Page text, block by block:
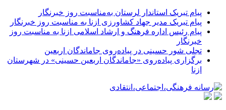
پیام تبریک استاندار لرستان به‌مناسبت روز خبرنگار
پیام تبریک مدیر جهاد کشاورزی ازنا به مناسبت روز خبرنگار
پیام رئیس اداره فرهنگ و ارشاد اسلامی ازنا به مناسبت روز
خبرنگار
تجلی شور حسینی در پیاده‌روی جاماندگان اربعین
برگزاری پیاده‌روی «جاماندگان اربعین حسینی» در شهرستان